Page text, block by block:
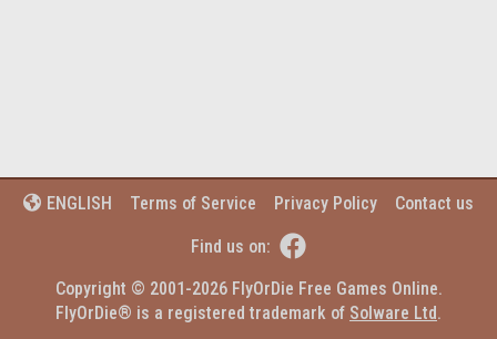
 ENGLISH Terms of Service Privacy Policy Contact us
Find us on: 
Copyright © 2001-2026 FlyOrDie Free Games Online.
FlyOrDie® is a registered trademark of Solware Ltd.